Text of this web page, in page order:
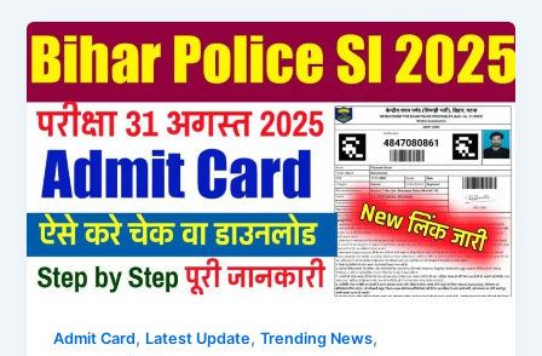
Admit Card, Latest Update,Trending News,